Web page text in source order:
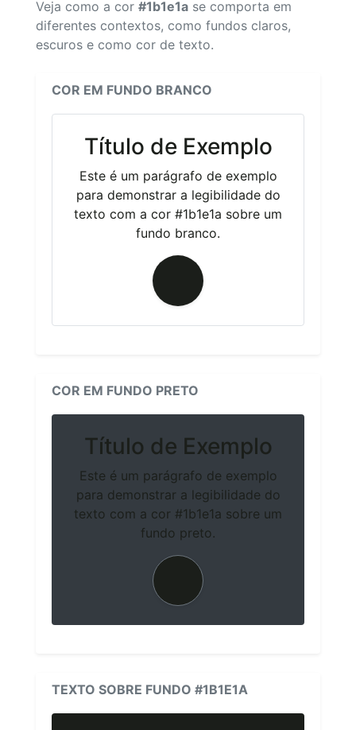
Veja como a cor #1b1e1a se comporta em
diferentes contextos, como fundos claros,
escuros e como cor de texto.
COR EM FUNDO BRANCO
Título de Exemplo
Este é um parágrafo de exemplo
para demonstrar a legibilidade do
texto com a cor #1b1e1a sobre um
fundo branco.
COR EM FUNDO PRETO
Título de Exemplo
Este é um parágrafo de exemplo
para demonstrar a legibilidade do
texto com a cor #1b1e1a sobre um
fundo preto.
TEXTO SOBRE FUNDO #1B1E1A